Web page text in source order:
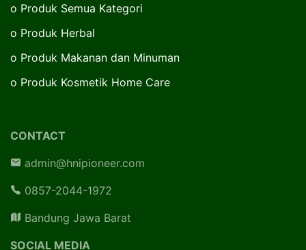
o Produk Semua Kategori
o Produk Herbal
o Produk Makanan dan Minuman
o Produk Kosmetik Home Care
CONTACT
admin@hnipioneer.com
0857-2044-1972
Bandung Jawa Barat
SOCIAL MEDIA